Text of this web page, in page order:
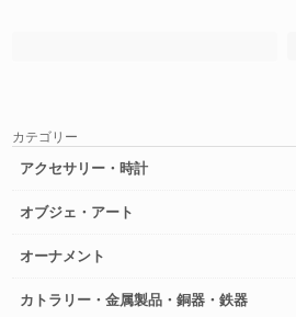
カテゴリー
アクセサリー・時計
オブジェ・アート
オーナメント
カトラリー・金属製品・銅器・鉄器